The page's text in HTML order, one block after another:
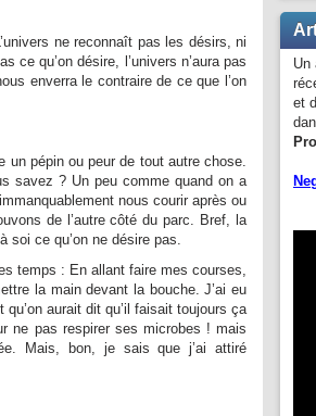
ne reconnaît pas les désirs, ni
ce qu’on désire, l’univers n’aura pas
enverra le contraire de ce que l’on
un pépin ou peur de tout autre chose.
savez ? Un peu comme quand on a
nous courir après ou
de l’autre côté du parc. Bref, la
soi ce qu’on ne désire pas.
temps : En allant faire mes courses,
la main devant la bouche. J’ai eu
aurait dit qu’il faisait toujours ça
ne pas respirer ses microbes ! mais
Mais, bon, je sais que j’ai attiré
Un
et